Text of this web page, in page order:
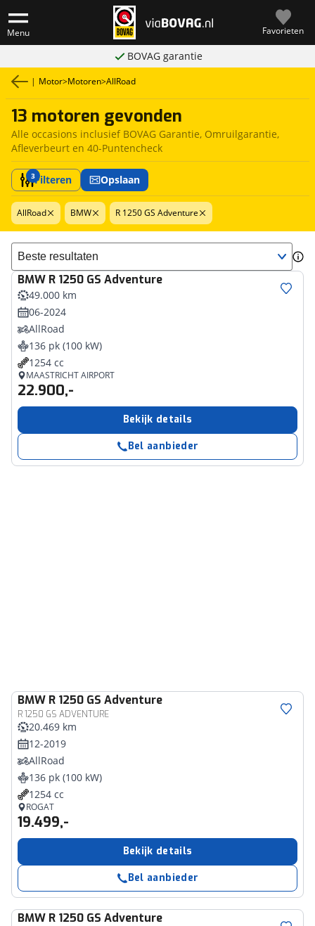
Menu Favorieten
BOVAG garantie
| Motor>Motoren>AllRoad
13 motoren gevonden
Alle occasions inclusief BOVAG Garantie, Omruilgarantie,
Afleverbeurt en 40-Puntencheck
3Filteren Opslaan
AllRoad BMW R 1250 GS Adventure
Sorteer resultaten
BMW R 1250 GS Adventure
49.000 km
06-2024
AllRoad
136 pk (100 kW)
1254 cc
MAASTRICHT AIRPORT
22.900,-
Bekijk details
Bel aanbieder
BMW R 1250 GS Adventure
R 1250 GS ADVENTURE
20.469 km
12-2019
AllRoad
136 pk (100 kW)
1254 cc
ROGAT
19.499,-
Bekijk details
Bel aanbieder
BMW R 1250 GS Adventure